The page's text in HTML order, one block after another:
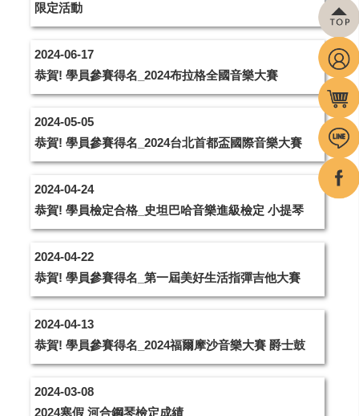
限定活動
2024-06-17
恭賀! 學員參賽得名_2024布拉格全國音樂大賽
2024-05-05
恭賀! 學員參賽得名_2024台北首都盃國際音樂大賽
2024-04-24
恭賀! 學員檢定合格_史坦巴哈音樂進級檢定 小提琴
2024-04-22
恭賀! 學員參賽得名_第一屆美好生活指彈吉他大賽
2024-04-13
恭賀! 學員參賽得名_2024福爾摩沙音樂大賽 爵士鼓
2024-03-08
2024寒假 河合鋼琴檢定成績